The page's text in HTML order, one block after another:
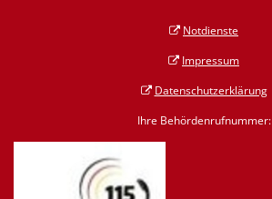
Notdienste
Impressum
Datenschutzerklärung
Ihre Behördenrufnummer: